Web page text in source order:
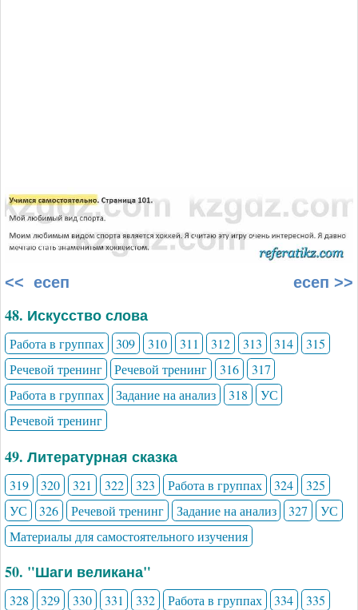
<< есеп есеп >>
48. Искусство слова
Работа в группах 309 310 311 312 313 314
315
Речевой тренинг
Речевой тренинг 316
317
Работа в группах
Задание на анализ 318
УС
Речевой тренинг
49. Литературная сказка
319 320 321 322 323 Работа в группах 324
325
УС
326 Речевой тренинг Задание на анализ 327
УС
Материалы для самостоятельного изучения
50. "Шаги великана"
328 329 330 331 332 Работа в группах 334
335